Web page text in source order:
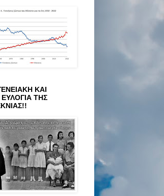
ΚΑΙ
ΤΗΣ